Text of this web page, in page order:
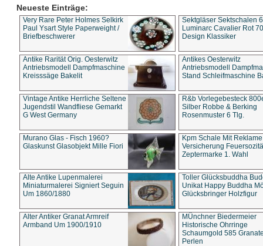
Neueste Einträge:
Very Rare Peter Holmes Selkirk
Paul Ysart Style Paperweight /
Briefbeschwerer
Sektgläser Sektschalen
Luminarc Cavalier Rot
Design Klassiker
Antike Rarität Orig. Oesterwitz
Antriebsmodell Dampfmaschine
Kreisssäge Bakelit
Antikes Oesterwitz
Antriebsmodell
Stand Schleifmaschine
Vintage Antike Herrliche Seltene
Jugendstil Wandfliese Gemarkt
G West Germany
R&b Vorlegebesteck
Silber Robbe & Berking
Rosenmuster 6 Tlg.
Murano Glas - Fisch 1960?
Glaskunst Glasobjekt Mille Fiori
Kpm Schale Mit Reklame
Versicherung
Zeptermarke 1. Wahl
Alte Antike Lupenmalerei
Miniaturmalerei Signiert Seguin
Um 1860/1880
Toller Glücksbuddha
Unikat Happy Buddha
Glücksbringer Holzfigur
Alter Antiker Granat Armreif
Armband Um 1900/1910
MÜnchner Biedermeier
Historische Ohrringe
Schaumgold 585
Perlen